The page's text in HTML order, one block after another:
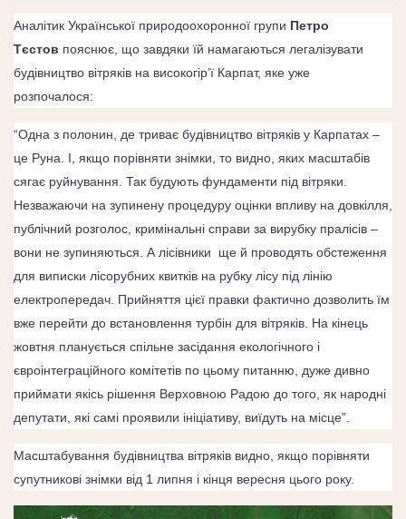
Аналітик Української природоохоронної групи Петро
Тєстов пояснює, що завдяки їй намагаються легалізувати
будівництво вітряків на високогір’ї Карпат, яке уже
розпочалося:
“Одна з полонин, де триває будівництво вітряків у Карпатах –
це Руна. І, якщо порівняти знімки, то видно, яких масштабів
сягає руйнування. Так будують фундаменти під вітряки.
Незважаючи на зупинену процедуру оцінки впливу на довкілля,
публічний розголос, кримінальні справи за вирубку пралісів –
вони не зупиняються. А лісівники ще й проводять обстеження
для виписки лісорубних квитків на рубку лісу під лінію
електропередач. Прийняття цієї правки фактично дозволить їм
вже перейти до встановлення турбін для вітряків. На кінець
жовтня планується спільне засідання екологічного і
євроінтеграційного комітетів по цьому питанню, дуже дивно
приймати якісь рішення Верховною Радою до того, як народні
депутати, які самі проявили ініціативу, виїдуть на місце”.
Масштабування будівництва вітряків видно, якщо порівняти
супутникові знімки від 1 липня і кінця вересня цього року.